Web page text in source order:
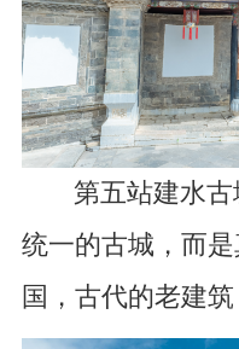
第五站建水
统一的古城，而
国，古代的老建